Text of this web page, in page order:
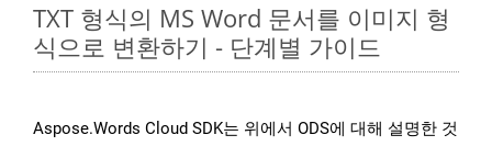
TXT 형식의 MS Word 문서를 이미지 형
식으로 변환하기 - 단계별 가이드
Aspose.Words Cloud SDK는 위에서 ODS에 대해 설명한 것